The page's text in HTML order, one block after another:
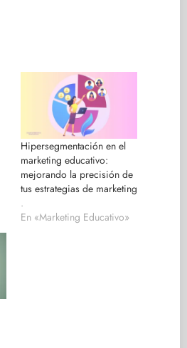
Hipersegmentación en el
marketing educativo:
mejorando la precisión de
tus estrategias de marketing
.
En «Marketing Educativo»